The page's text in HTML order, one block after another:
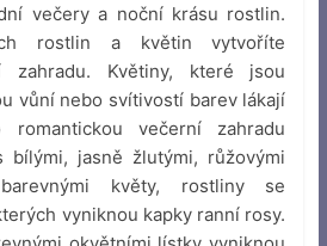
večery a noční krásu rostlin.
rostlin a květin vytvoříte
zahradu. Květiny, které jsou
vůní nebo svítivostí barev lákají
večerní zahradu
bílými, jasně žlutými, růžovými
květy, rostliny se
vyniknou kapky ranní rosy.